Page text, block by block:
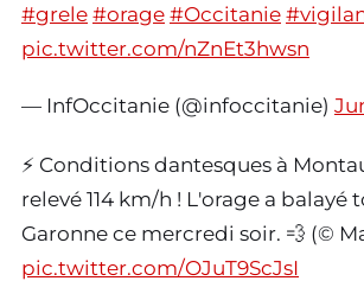
#grele #orage #Occitanie
pic.twitter.com/nZnEt3hwsn
— InfOccitanie (@infoccitanie)
⚡ Conditions dantesques à
relevé 114 km/h ! L'orage a balayé
Garonne ce mercredi soir. 💨 (©
pic.twitter.com/OJuT9ScJsI